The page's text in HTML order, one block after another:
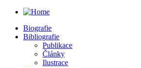
Biografie
Bibliografie
Publikace
Články
Ilustrace